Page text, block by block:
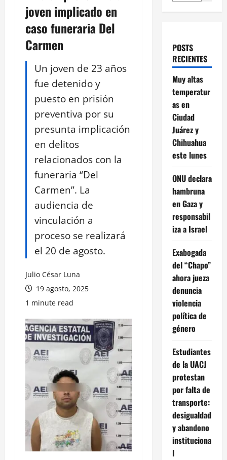
joven implicado en
caso funeraria Del
Carmen
Un joven de 23 años
fue detenido y
puesto en prisión
preventiva por su
presunta implicación
en delitos
relacionados con la
funeraria “Del
Carmen”. La
audiencia de
vinculación a
proceso se realizará
el 20 de agosto.
Julio César Luna
19 agosto, 2025
1 minute read
POSTS
RECIENTES
Muy altas
temperatur
as en
Ciudad
Juárez y
Chihuahua
este lunes
ONU declara
hambruna
en Gaza y
responsabil
iza a Israel
Exabogada
del “Chapo”
ahora jueza
denuncia
violencia
política de
género
Estudiantes
de la UACJ
protestan
por falta de
transporte:
desigualdad
y abandono
instituciona
l